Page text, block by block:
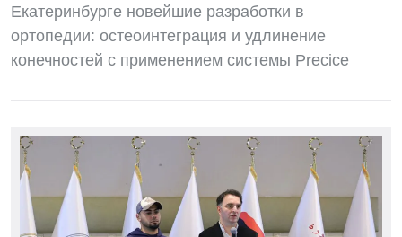
Екатеринбурге новейшие разработки в
ортопедии: остеоинтеграция и удлинение
конечностей с применением системы Precice